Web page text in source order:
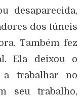
desaparecida,
dos túneis
Também fez
Ela deixou o
trabalhar no
seu trabalho,